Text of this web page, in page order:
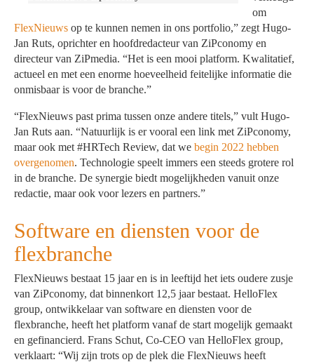
om
FlexNieuws op te kunnen nemen in ons portfolio,” zegt Hugo-
Jan Ruts, oprichter en hoofdredacteur van ZiPconomy en
directeur van ZiPmedia. “Het is een mooi platform. Kwalitatief,
actueel en met een enorme hoeveelheid feitelijke informatie die
onmisbaar is voor de branche.”
“FlexNieuws past prima tussen onze andere titels,” vult Hugo-
Jan Ruts aan. “Natuurlijk is er vooral een link met ZiPconomy,
maar ook met #HRTech Review, dat webegin 2022 hebben
overgenomen. Technologie speelt immers een steeds grotere rol
in de branche. De synergie biedt mogelijkheden vanuit onze
redactie, maar ook voor lezers en partners.”
Software en diensten voor de
flexbranche
FlexNieuws bestaat 15 jaar en is in leeftijd het iets oudere zusje
van ZiPconomy, dat binnenkort 12,5 jaar bestaat. HelloFlex
group, ontwikkelaar van software en diensten voor de
flexbranche, heeft het platform vanaf de start mogelijk gemaakt
en gefinancierd. Frans Schut, Co-CEO van HelloFlex group,
verklaart: “Wij zijn trots op de plek die FlexNieuws heeft